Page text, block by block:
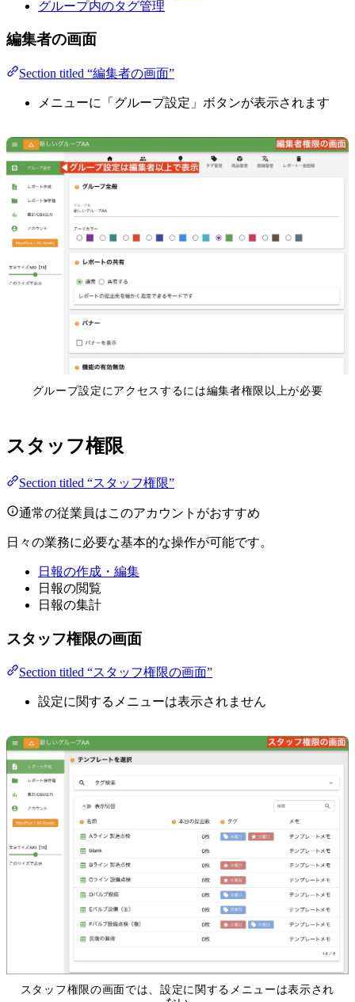
グループ内のタグ管理
編集者の画面
Section titled “編集者の画面”
メニューに「グループ設定」ボタンが表示されます
グループ設定にアクセスするには編集者権限以上が必要
スタッフ権限
Section titled “スタッフ権限”
通常の従業員はこのアカウントがおすすめ
日々の業務に必要な基本的な操作が可能です。
日報の作成・編集
日報の閲覧
日報の集計
スタッフ権限の画面
Section titled “スタッフ権限の画面”
設定に関するメニューは表示されません
スタッフ権限の画面では、設定に関するメニューは表示され